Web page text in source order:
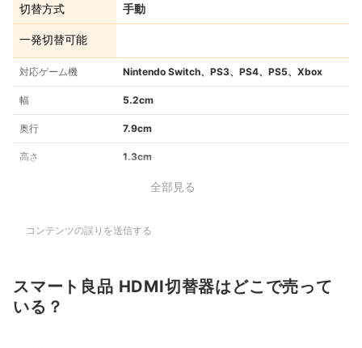
切替方式 手動
一発切替可能
対応ゲーム機 Nintendo Switch、PS3、PS4、PS5、Xbox
幅 5.2cm
奥行 7.9cm
高さ 1.3cm
全部見る
コンテンツの誤りを送信する
スマート良品 HDMI切替器はどこで売って
いる？